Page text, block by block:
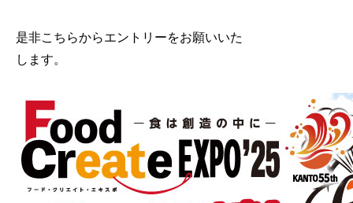
是非こちらからエントリーをお願いいた
します。